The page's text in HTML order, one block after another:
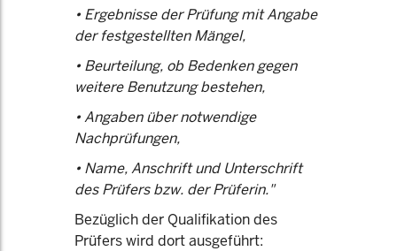
• Ergebnisse der Prüfung mit Angabe
der festgestellten Mängel,
• Beurteilung, ob Bedenken gegen
weitere Benutzung bestehen,
• Angaben über notwendige
Nachprüfungen,
• Name, Anschrift und Unterschrift
des Prüfers bzw. der Prüferin."
Bezüglich der Qualifikation des
Prüfers wird dort ausgeführt: